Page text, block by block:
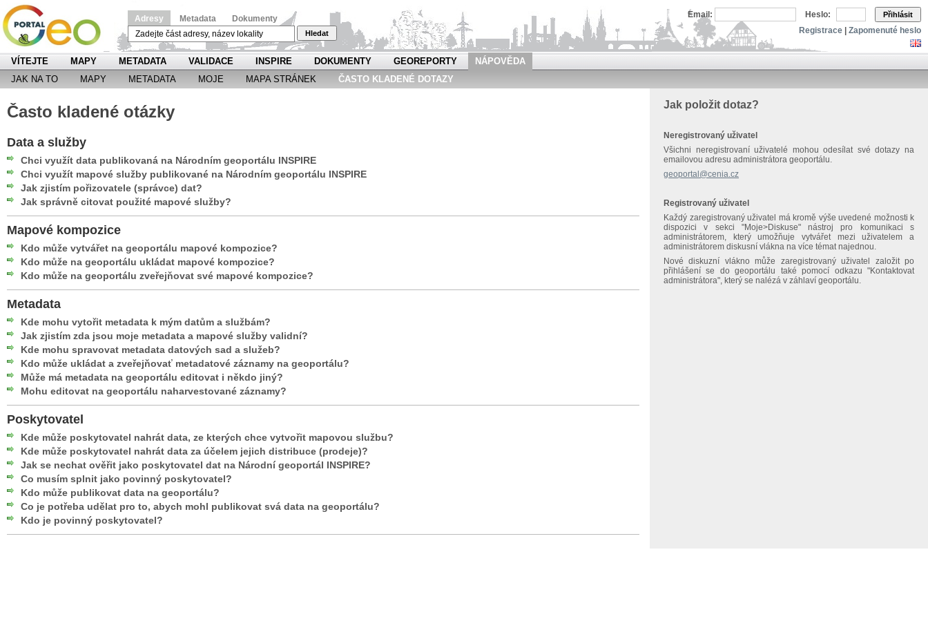
Adresy Metadata Dokumenty
Hledat
Email: Heslo: Přihlásit
Registrace Zapomenuté heslo
VÍTEJTE MAPY METADATA VALIDACE INSPIRE DOKUMENTY GEOREPORTY
NÁPOVĚDA
JAK NA TO
MAPY METADATA MOJE MAPA STRÁNEK ČASTO KLADENÉ DOTAZY
Často kladené otázky
Data a služby
Chci využít data publikovaná na Národním geoportálu INSPIRE
Chci využít mapové služby publikované na Národním geoportálu INSPIRE
Jak zjistím pořizovatele (správce) dat?
Jak správně citovat použité mapové služby?
Mapové kompozice
Kdo může vytvářet na geoportálu mapové kompozice?
Kdo může na geoportálu ukládat mapové kompozice?
Kdo může na geoportálu zveřejňovat své mapové kompozice?
Metadata
Kde mohu vytořit metadata k mým datům a službám?
Jak zjistím zda jsou moje metadata a mapové služby validní?
Kde mohu spravovat metadata datových sad a služeb?
Kdo může ukládat a zveřejňovať metadatové záznamy na geoportálu?
Může má metadata na geoportálu editovat i někdo jiný?
Mohu editovat na geoportálu naharvestované záznamy?
Poskytovatel
Kde může poskytovatel nahrát data, ze kterých chce vytvořit mapovou službu?
Kde může poskytovatel nahrát data za účelem jejich distribuce (prodeje)?
Jak se nechat ověřit jako poskytovatel dat na Národní geoportál INSPIRE?
Co musím splnit jako povinný poskytovatel?
Kdo může publikovat data na geoportálu?
Co je potřeba udělat pro to, abych mohl publikovat svá data na geoportálu?
Kdo je povinný poskytovatel?
Jak položit dotaz?
Neregistrovaný uživatel
Všichni neregistrovaní uživatelé mohou odesílat své dotazy na
emailovou adresu administrátora geoportálu.
geoportal@cenia.cz
Registrovaný uživatel
Každý zaregistrovaný uživatel má kromě výše uvedené možnosti k
dispozici v sekci "Moje>Diskuse" nástroj pro komunikaci s
administrátorem, který umožňuje vytvářet mezi uživatelem a
administrátorem diskusní vlákna na více témat najednou.
Nové diskuzní vlákno může zaregistrovaný uživatel založit po
přihlášení se do geoportálu také pomocí odkazu "Kontaktovat
administrátora", který se nalézá v záhlaví geoportálu.